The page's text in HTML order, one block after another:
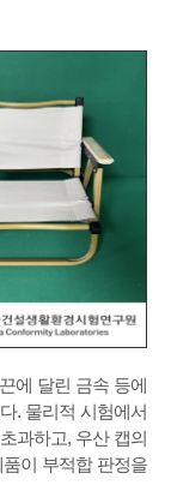
에 달린 금속 등에
. 물리적 시험에서
과하고, 우산 캡의
이 부적합 판정을